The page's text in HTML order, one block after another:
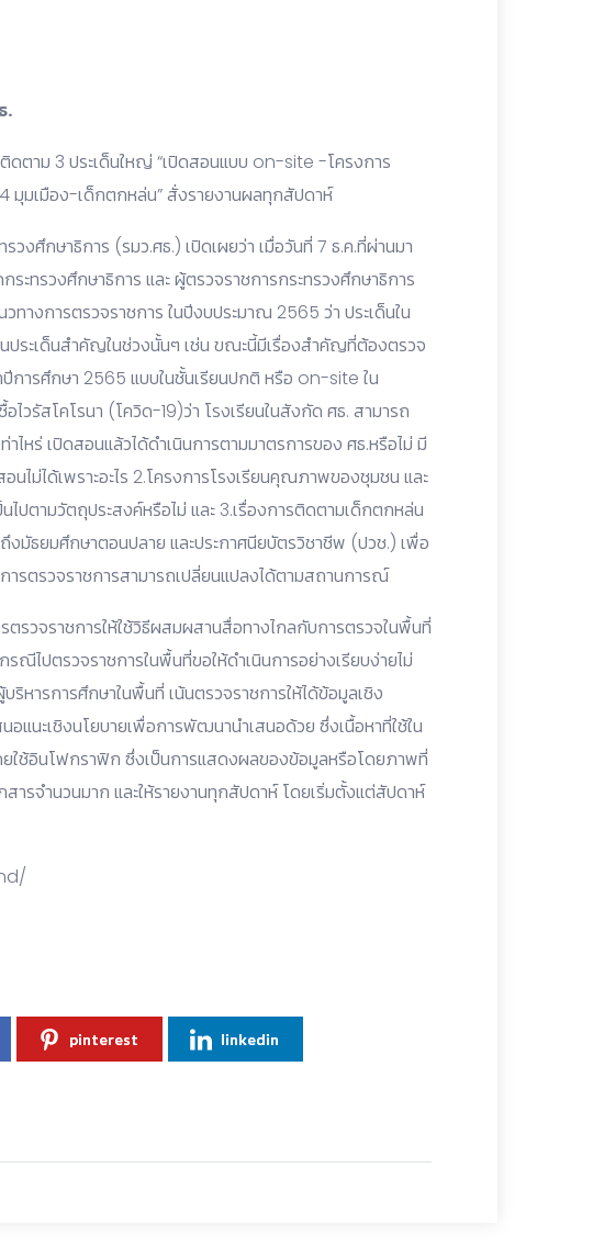
.
ติดตาม 3 ประเด็นใหญ่ “เปิดสอนแบบ on-site -โครงการ
มุมเมือง-เด็กตกหล่น” สั่งรายงานผลทุกสัปดาห์
วงศึกษาธิการ (รมว.ศธ.) เปิดเผยว่า เมื่อวันที่ 7 ธ.ค.ที่ผ่านมา
ะทรวงศึกษาธิการ และ ผู้ตรวจราชการกระทรวงศึกษาธิการ
ทางการตรวจราชการ ในปีงบประมาณ 2565 ว่า ประเด็นใน
ประเด็นสำคัญในช่วงนั้นๆ เช่น ขณะนี้มีเรื่องสำคัญที่ต้องตรวจ
ปีการศึกษา 2565 แบบในชั้นเรียนปกติ หรือ on-site ใน
วรัสโคโรนา (โควิด-19)ว่า โรงเรียนในสังกัด ศธ. สามารถ
ไหร่ เปิดสอนแล้วได้ดำเนินการตามมาตรการของ ศธ.หรือไม่ มี
ไม่ได้เพราะอะไร 2.โครงการโรงเรียนคุณภาพของชุมชน และ
ไปตามวัตถุประสงค์หรือไม่ และ 3.เรื่องการติดตามเด็กตกหล่น
มัธยมศึกษาตอนปลาย และประกาศนียบัตรวิชาชีพ (ปวช.) เพื่อ
ารตรวจราชการสามารถเปลี่ยนแปลงได้ตามสถานการณ์
ตรวจราชการให้ใช้วิธีผสมผสานสื่อทางไกลกับการตรวจในพื้นที่
รณีไปตรวจราชการในพื้นที่ขอให้ดำเนินการอย่างเรียบง่ายไม่
ริหารการศึกษาในพื้นที่ เน้นตรวจราชการให้ได้ข้อมูลเชิง
แนะเชิงนโยบายเพื่อการพัฒนานำเสนอด้วย ซึ่งเนื้อหาที่ใช้ใน
ยใช้อินโฟกราฟิก ซึ่งเป็นการแสดงผลของข้อมูลหรือโดยภาพที่
สารจำนวนมาก และให้รายงานทุกสัปดาห์ โดยเริ่มตั้งแต่สัปดาห์
pinterest linkedin